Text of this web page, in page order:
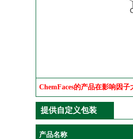
ChemFaces的产品在影响因
提供自定义包装
产品名称